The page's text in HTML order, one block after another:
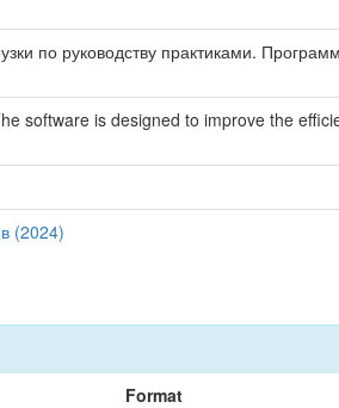
по руководству практиками.
software is designed to improve the
(2024)
Format